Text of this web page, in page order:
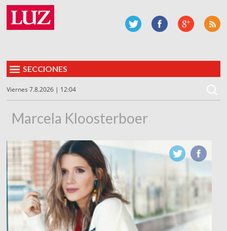
SECCIONES
Viernes 7.8.2026 | 12:04
Marcela Kloosterboer